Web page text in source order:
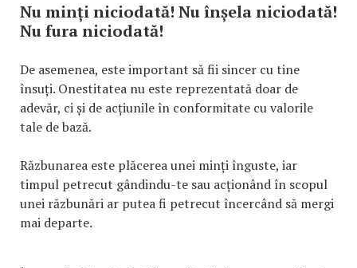
Nu minți niciodată! Nu înșela niciodată!
Nu fura niciodată!
De asemenea, este important să fii sincer cu tine
însuți. Onestitatea nu este reprezentată doar de
adevăr, ci și de acțiunile în conformitate cu valorile
tale de bază.
Răzbunarea este plăcerea unei minți înguste, iar
timpul petrecut gândindu-te sau acționând în scopul
unei răzbunări ar putea fi petrecut încercând să mergi
mai departe.